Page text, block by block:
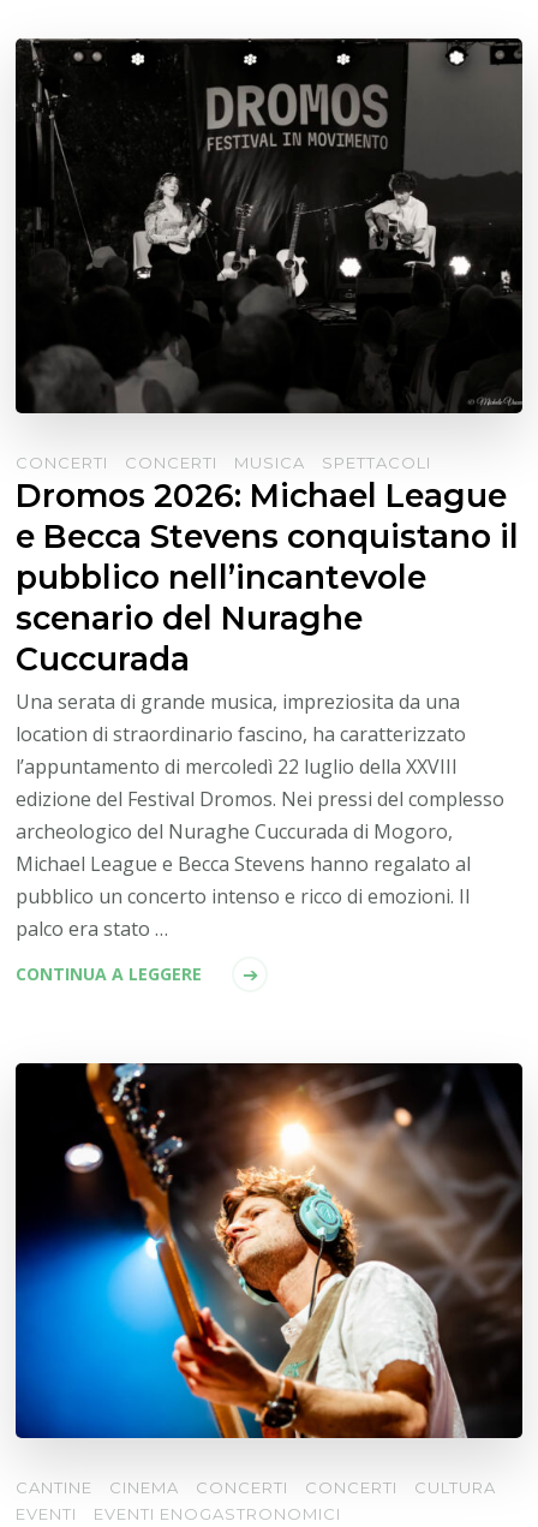
CONCERTI CONCERTI MUSICA SPETTACOLI
Dromos 2026: Michael League
e Becca Stevens conquistano il
pubblico nell’incantevole
scenario del Nuraghe
Cuccurada
Una serata di grande musica, impreziosita da una
location di straordinario fascino, ha caratterizzato
l’appuntamento di mercoledì 22 luglio della XXVIII
edizione del Festival Dromos. Nei pressi del complesso
archeologico del Nuraghe Cuccurada di Mogoro,
Michael League e Becca Stevens hanno regalato al
pubblico un concerto intenso e ricco di emozioni. Il
palco era stato …
CONTINUA A LEGGERE
CANTINE CINEMA CONCERTI CONCERTI
CULTURA
EVENTI
EVENTI ENOGASTRONOMICI